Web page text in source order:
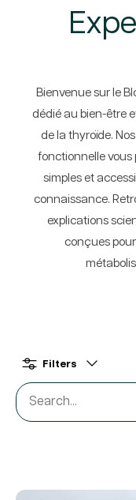
Bienvenue sur le
dédié au bien-être
de la thyroïde.
fonctionnelle vous
simples et
connaissance.
explications
conçues
Filters